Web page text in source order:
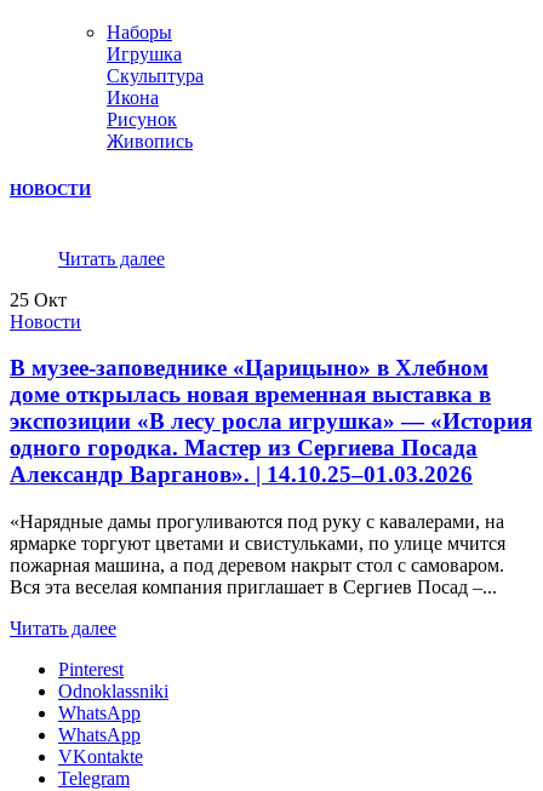
Наборы
Игрушка
Скульптура
Икона
Рисунок
Живопись
НОВОСТИ
Читать далее
25 Окт
Новости
В музее-заповеднике «Царицыно» в Хлебном
доме открылась новая временная выставка в
экспозиции «В лесу росла игрушка» — «История
одного городка. Мастер из Сергиева Посада
Александр Варганов». | 14.10.25–01.03.2026
«Нарядные дамы прогуливаются под руку с кавалерами, на
ярмарке торгуют цветами и свистульками, по улице мчится
пожарная машина, а под деревом накрыт стол с самоваром.
Вся эта веселая компания приглашает в Сергиев Посад –...
Читать далее
Pinterest
Odnoklassniki
WhatsApp
WhatsApp
VKontakte
Telegram